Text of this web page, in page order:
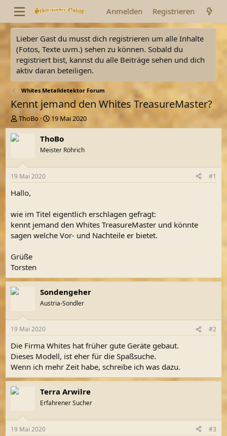
Anmelden Registrieren
Lieber Gast du musst dich registrieren um alle Inhalte
(Fotos, Texte uvm.) sehen zu können. Sobald du
registriert bist, kannst du alle Beiträge sehen und dich
aktiv daran beteiligen.
Whites Metalldetektor Forum
Kennt jemand den Whites TreasureMaster?
E
r
s
l
e
r
ThoBo
E
r
s
e
t
19 Mai 2020
ThoBo
Meister Röhrich
19 Mai 2020 #1
Hallo,
wie im Titel eigentlich erschlagen gefragt:
kennt jemand den Whites TreasureMaster und könnte
sagen welche Vor- und Nachteile er bietet.
Grüße
Torsten
Sondengeher
Austria-Sondler
19 Mai 2020 #2
Die Firma Whites hat früher gute Geräte gebaut.
Dieses Modell, ist eher für die Spaßsuche.
Wenn ich mehr Zeit habe, schreibe ich was dazu.
Terra Arwilre
Erfahrener Sucher
19 Mai 2020 #3